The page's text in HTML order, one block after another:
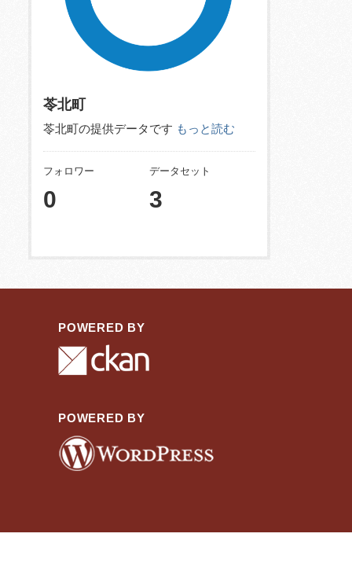
苓北町
苓北町の提供データです もっと読む
フォロワー
0
データセット
3
POWERED BY
POWERED BY